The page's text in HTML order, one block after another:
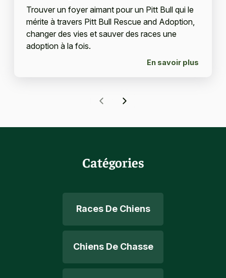
Trouver un foyer aimant pour un Pitt Bull qui le
mérite à travers Pitt Bull Rescue and Adoption,
changer des vies et sauver des races une
adoption à la fois.
En savoir plus
Catégories
Races De Chiens
Chiens De Chasse